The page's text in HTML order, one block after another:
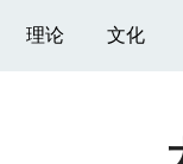
理论 文化